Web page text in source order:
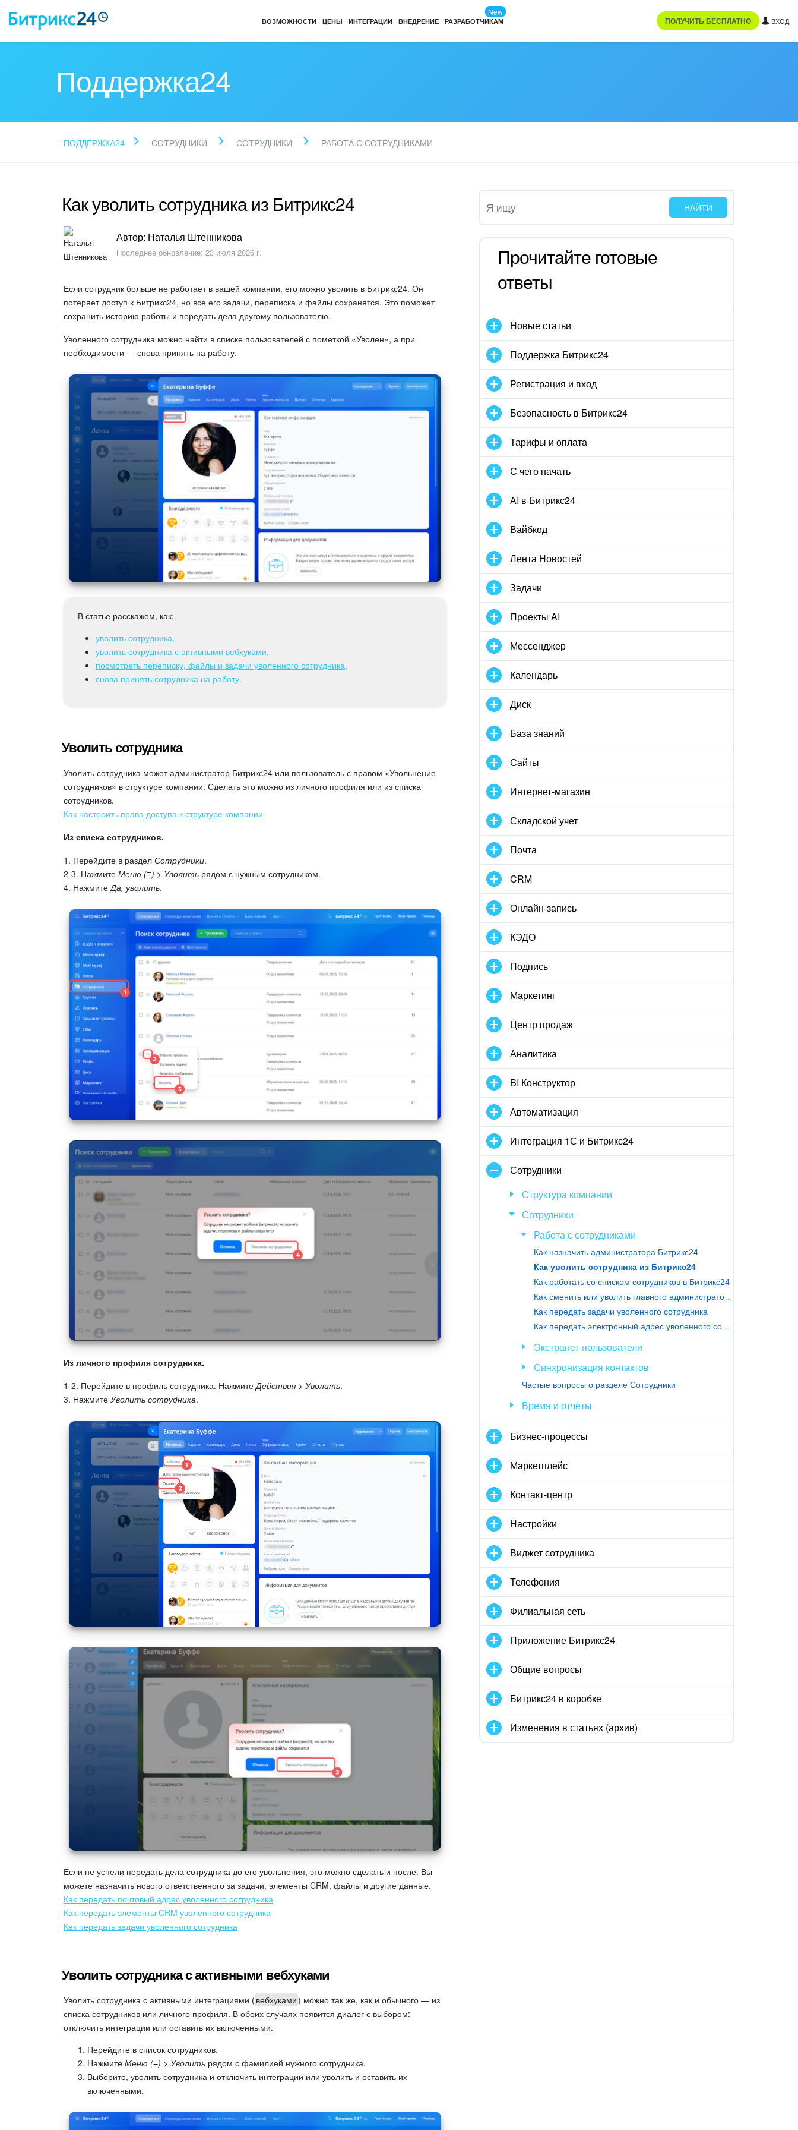
ВОЗМОЖНОСТИ ЦЕНЫ ИНТЕГРАЦИИ ВНЕДРЕНИЕ РАЗРАБОТЧИКАМ
New
ПОЛУЧИТЬ БЕСПЛАТНО ВХОД
Поддержка24
ПОДДЕРЖКА24 СОТРУДНИКИ СОТРУДНИКИ РАБОТА С СОТРУДНИКАМИ
Как уволить сотрудника из Битрикс24
Автор: Наталья Штенникова
Последнее обновление: 23 июля 2026 г.
Если сотрудник больше не работает в вашей компании, его можно уволить в Битрикс24. Он
потеряет доступ к Битрикс24, но все его задачи, переписка и файлы сохранятся. Это поможет
сохранить историю работы и передать дела другому пользователю.
Уволенного сотрудника можно найти в списке пользователей с пометкой «Уволен», а при
необходимости — снова принять на работу.
В статье расскажем, как:
уволить сотрудника,
уволить сотрудника с активными вебхуками,
посмотреть переписку, файлы и задачи уволенного сотрудника,
снова принять сотрудника на работу.
Уволить сотрудника
Уволить сотрудника может администратор Битрикс24 или пользователь с правом «Увольнение
сотрудников» в структуре компании. Сделать это можно из личного профиля или из списка
сотрудников.
Как настроить права доступа к структуре компании
Из списка сотрудников.
1. Перейдите в раздел Сотрудники.
2-3. Нажмите Меню (≡) > Уволить рядом с нужным сотрудником.
4. НажмитеДа, уволить.
Из личного профиля сотрудника.
1-2. Перейдите в профиль сотрудника. Нажмите Действия > Уволить.
3. Нажмите Уволить сотрудника.
Если не успели передать дела сотрудника до его увольнения, это можно сделать и после. Вы
можете назначить нового ответственного за задачи, элементы CRM, файлы и другие данные.
Как передать почтовый адрес уволенного сотрудника
Как передать элементы CRM уволенного сотрудника
Как передать задачи уволенного сотрудника
Уволить сотрудника с активными вебхуками
Уволить сотрудника с активными интеграциями ( вебхуками) можно так же, как и обычного — из
списка сотрудников или личного профиля. В обоих случаях появится диалог с выбором:
отключить интеграции или оставить их включенными.
Перейдите в список сотрудников.
Нажмите Меню (≡) > Уволить рядом с фамилией нужного сотрудника.
Выберите, уволить сотрудника и отключить интеграции или уволить и оставить их
включенными.
Прочитайте готовые
ответы
Новые статьи
Поддержка Битрикс24
Регистрация и вход
Безопасность в Битрикс24
Тарифы и оплата
С чего начать
AI в Битрикс24
Вайбкод
Лента Новостей
Задачи
Проекты AI
Мессенджер
Календарь
Диск
База знаний
Сайты
Интернет-магазин
Складской учет
Почта
CRM
Онлайн-запись
КЭДО
Подпись
Маркетинг
Центр продаж
Аналитика
BI Конструктор
Автоматизация
Интеграция 1С и Битрикс24
Сотрудники
Структура компании
Сотрудники
Работа с сотрудниками
Как назначить администратора Битрикс24
Как уволить сотрудника из Битрикс24
Как работать со списком сотрудников в Битрикс24
Как передать задачи уволенного сотрудника
Экстранет-пользователи
Синхронизация контактов
Частые вопросы о разделе Сотрудники
Время и отчёты
Бизнес-процессы
Маркетплейс
Контакт-центр
Настройки
Виджет сотрудника
Телефония
Филиальная сеть
Приложение Битрикс24
Общие вопросы
Битрикс24 в коробке
Изменения в статьях (архив)